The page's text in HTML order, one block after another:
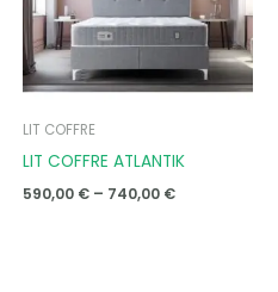
LIT COFFRE
LIT COFFRE ATLANTIK
590,00 € – 740,00 €